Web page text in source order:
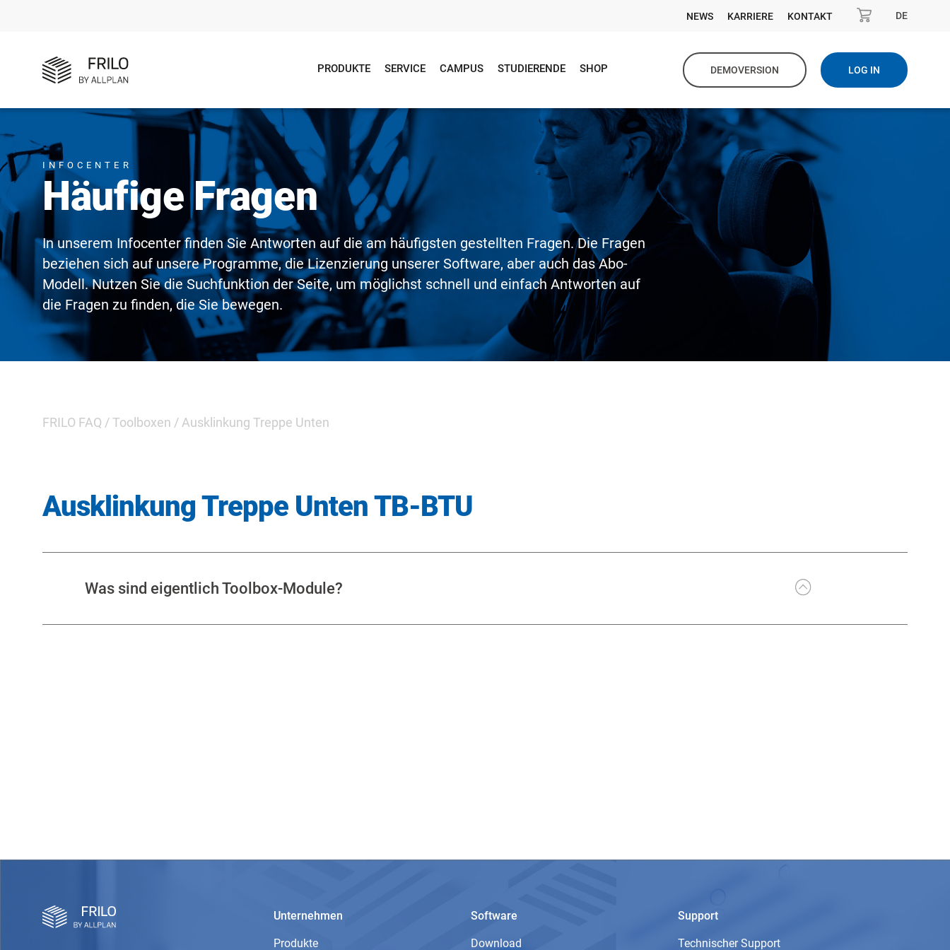
NEWS KARRIERE KONTAKT DE
PRODUKTE SERVICE CAMPUS STUDIERENDE SHOP DEMOVERSION LOG IN
INFOCENTER
Häufige Fragen
In unserem Infocenter finden Sie Antworten auf die am häufigsten gestellten Fragen. Die Fragen
beziehen sich auf unsere Programme, die Lizenzierung unserer Software, aber auch das Abo-
Modell. Nutzen Sie die Suchfunktion der Seite, um möglichst schnell und einfach Antworten auf
die Fragen zu finden, die Sie bewegen.
FRILO FAQ /Toolboxen / Ausklinkung Treppe Unten
Ausklinkung Treppe Unten TB-BTU
Was sind eigentlich Toolbox-Module?
Unternehmen
Produkte
Software
Download
Support
Technischer Support